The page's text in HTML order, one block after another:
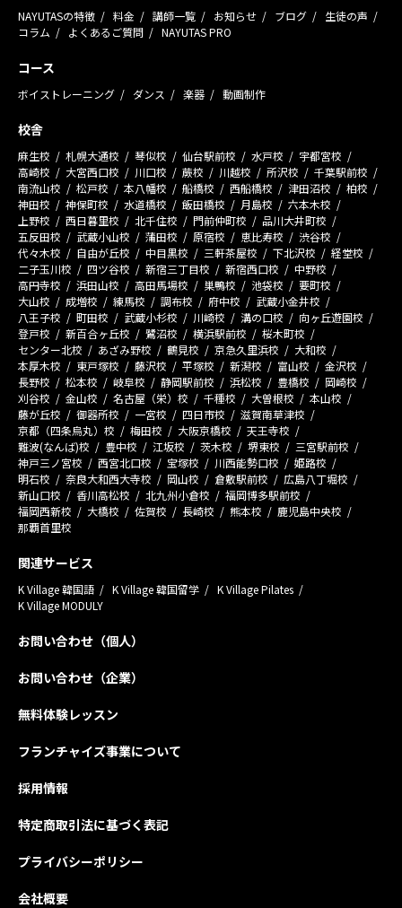
NAYUTASの特徴 料金 講師一覧 お知らせ ブログ
生徒の声
コラム
よくあるご質問 NAYUTAS PRO
コース
ボイストレーニング ダンス 楽器 動画制作
校舎
麻生校 札幌大通校 琴似校 仙台駅前校 水戸校
宇都宮校
高崎校
大宮西口校 川口校 蕨校 川越校 所沢校
千葉駅前校
南流山校
松戸校 本八幡校 船橋校 西船橋校 津田沼校
柏校
神田校
神保町校 水道橋校 飯田橋校 月島校
六本木校
上野校
西日暮里校 北千住校 門前仲町校
品川大井町校
五反田校
武蔵小山校 蒲田校 原宿校 恵比寿校
渋谷校
代々木校
自由が丘校 中目黒校 三軒茶屋校 下北沢校
経堂校
二子玉川校
四ツ谷校 新宿三丁目校 新宿西口校
中野校
高円寺校
浜田山校 高田馬場校 巣鴨校 池袋校
要町校
大山校
成増校 練馬校 調布校 府中校
武蔵小金井校
八王子校
町田校 武蔵小杉校 川崎校 溝の口校
向ヶ丘遊園校
登戸校
新百合ヶ丘校 鷺沼校 横浜駅前校
桜木町校
センター北校
あざみ野校 鶴見校 京急久里浜校
大和校
本厚木校
東戸塚校 藤沢校 平塚校 新潟校 富山校
金沢校
長野校
松本校 岐阜校 静岡駅前校 浜松校 豊橋校
岡崎校
刈谷校
金山校 名古屋（栄）校 千種校 大曽根校
本山校
藤が丘校
御器所校 一宮校 四日市校
滋賀南草津校
京都（四条烏丸）校
梅田校 大阪京橋校
天王寺校
難波(なんば)校
豊中校 江坂校 茨木校 堺東校
三宮駅前校
神戸三ノ宮校
西宮北口校 宝塚校 川西能勢口校
姫路校
明石校
奈良大和西大寺校 岡山校 倉敷駅前校
広島八丁堀校
新山口校
香川高松校 北九州小倉校
福岡博多駅前校
福岡西新校
大橋校 佐賀校 長崎校 熊本校
鹿児島中央校
那覇首里校
関連サービス
K Village 韓国語 K Village 韓国留学
K Village Pilates
K Village MODULY
お問い合わせ（個人）
お問い合わせ（企業）
無料体験レッスン
フランチャイズ事業について
採用情報
特定商取引法に基づく表記
プライバシーポリシー
会社概要